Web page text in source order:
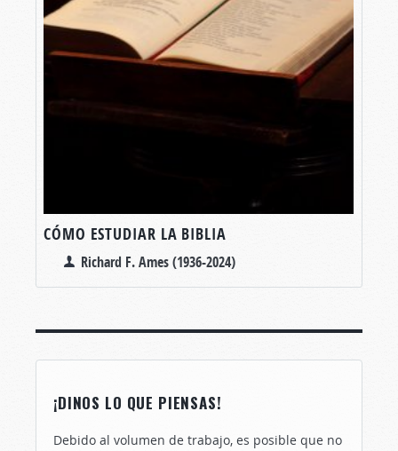
CÓMO ESTUDIAR LA BIBLIA
Richard F. Ames (1936-2024)
¡DINOS LO QUE PIENSAS!
Debido al volumen de trabajo, es posible que no